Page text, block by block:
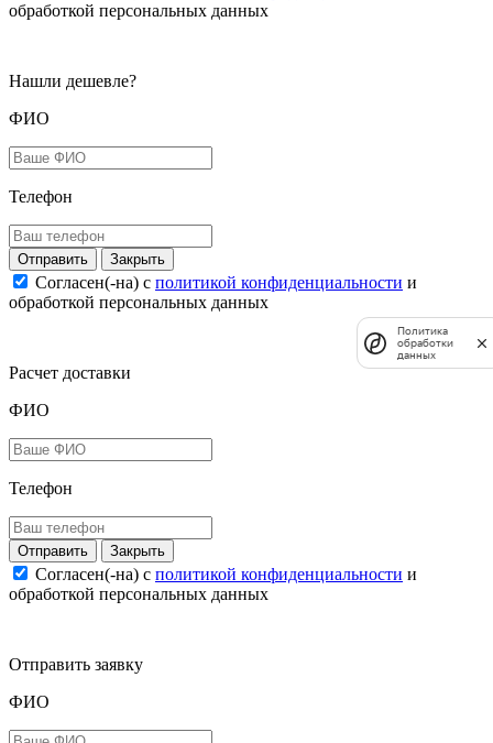
обработкой персональных данных
Нашли дешевле?
ФИО
Телефон
Закрыть
Согласен(-на) c политикой конфиденциальности и
обработкой персональных данных
Расчет доставки
ФИО
Телефон
Закрыть
Согласен(-на) c политикой конфиденциальности и
обработкой персональных данных
Отправить заявку
ФИО
Политика
обработки
данных